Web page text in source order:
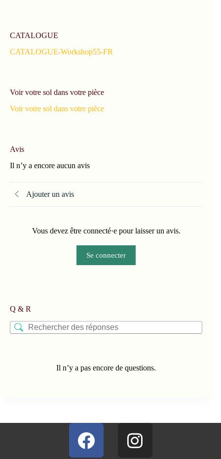
CATALOGUE
CATALOGUE-Workshop55-FR
Voir votre sol dans votre pièce
Voir votre sol dans votre pièce
Avis
Il n’y a encore aucun avis
Ajouter un avis
Vous devez être connecté·e pour laisser un avis.
Se connecter
Q & R
Il n’y a pas encore de questions.